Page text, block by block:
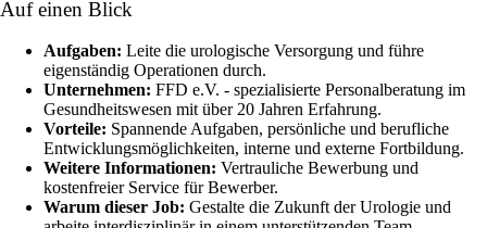
Auf einen Blick
Aufgaben: Leite die urologische Versorgung und führe
eigenständig Operationen durch.
Unternehmen: FFD e.V. - spezialisierte Personalberatung im
Gesundheitswesen mit über 20 Jahren Erfahrung.
Vorteile: Spannende Aufgaben, persönliche und berufliche
Entwicklungsmöglichkeiten, interne und externe Fortbildung.
Weitere Informationen: Vertrauliche Bewerbung und
kostenfreier Service für Bewerber.
Warum dieser Job: Gestalte die Zukunft der Urologie und